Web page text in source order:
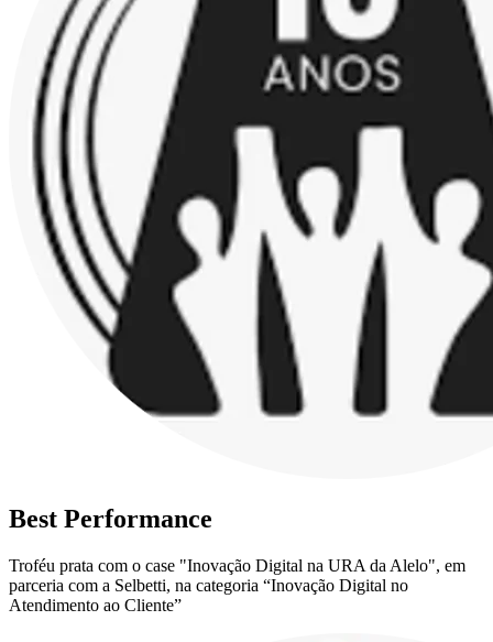
Best Performance
Troféu prata com o case "Inovação Digital na URA da Alelo", em
parceria com a Selbetti, na categoria “Inovação Digital no
Atendimento ao Cliente”